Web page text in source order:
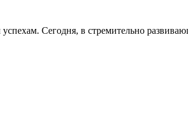
Сегодня, в стремительно